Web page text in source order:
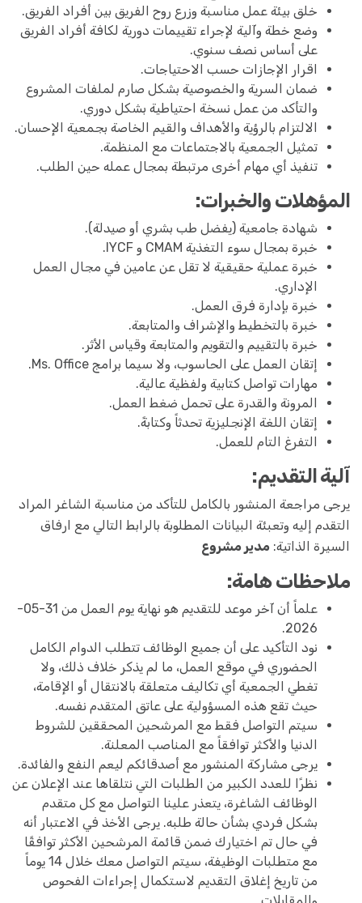
خلق بيئة عمل مناسبة وزرع روح الفريق بين أفراد الفريق.
وضع خطة وآلية لإجراء تقييمات دورية لكافة أفراد الفريق
على أساس نصف سنوي.
اقرار الإجازات حسب الاحتياجات.
ضمان السرية والخصوصية بشكل صارم لملفات المشروع
والتأكد من عمل نسخة احتياطية بشكل دوري.
الالتزام بالرؤية والأهداف والقيم الخاصة بجمعية الإحسان.
تمثيل الجمعية بالاجتماعات مع المنظمة.
تنفيذ أي مهام أخرى مرتبطة بمجال عمله حين الطلب.
المؤهلات والخبرات:
شهادة جامعية (يفضل طب بشري أو صيدلة).
خبرة بمجال سوء التغذية CMAM و IYCF.
خبرة عملية حقيقية لا تقل عن عامين في مجال العمل
الإداري.
خبرة بإدارة فرق العمل.
خبرة بالتخطيط والإشراف والمتابعة.
خبرة بالتقييم والتقويم والمتابعة وقياس الأثر.
إتقان العمل على الحاسوب، ولا سيما برامج Ms. Office.
مهارات تواصل كتابية ولفظية عالية.
المرونة والقدرة على تحمل ضغط العمل.
إتقان اللغة الإنجليزية تحدثاً وكتابةً.
التفرغ التام للعمل.
آلية التقديم:
يرجى مراجعة المنشور بالكامل للتأكد من مناسبة الشاغر المراد
التقدم إليه وتعبئة البيانات المطلوبة بالرابط التالي مع ارفاق
السيرة الذاتية: مدير مشروع
ملاحظات هامة:
علماً أن آخر موعد للتقديم هو نهاية يوم العمل من 31-05-
2026.
نود التأكيد على أن جميع الوظائف تتطلب الدوام الكامل
الحضوري في موقع العمل، ما لم يذكر خلاف ذلك، ولا
تغطي الجمعية أي تكاليف متعلقة بالانتقال أو الإقامة،
حيث تقع هذه المسؤولية على عاتق المتقدم نفسه.
سيتم التواصل فقط مع المرشحين المحققين للشروط
الدنيا والأكثر توافقاً مع المناصب المعلنة.
يرجى مشاركة المنشور مع أصدقائكم ليعم النفع والفائدة.
نظرًا للعدد الكبير من الطلبات التي نتلقاها عند الإعلان عن
الوظائف الشاغرة، يتعذر علينا التواصل مع كل متقدم
بشكل فردي بشأن حالة طلبه. يرجى الأخذ في الاعتبار أنه
في حال تم اختيارك ضمن قائمة المرشحين الأكثر توافقًا
مع متطلبات الوظيفة، سيتم التواصل معك خلال 14 يوماً
من تاريخ إغلاق التقديم لاستكمال إجراءات الفحوص